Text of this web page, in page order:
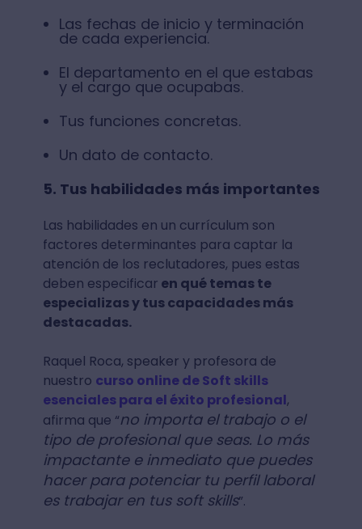
Las fechas de inicio y terminación
de cada experiencia.
El departamento en el que estabas
y el cargo que ocupabas.
Tus funciones concretas.
Un dato de contacto.
5. Tus habilidades más importantes
Las habilidades en un currículum son
factores determinantes para captar la
atención de los reclutadores, pues estas
deben especificar en qué temas te
especializas y tus capacidades más
destacadas.
Raquel Roca, speaker y profesora de
nuestro curso online de Soft skills
esenciales para el éxito profesional,
afirma que “no importa el trabajo o el
tipo de profesional que seas. Lo más
impactante e inmediato que puedes
hacer para potenciar tu perfil laboral
es trabajar en tus soft skills”.